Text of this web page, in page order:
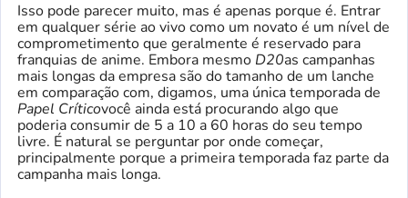
Isso pode parecer muito, mas é apenas porque é. Entrar
em qualquer série ao vivo como um novato é um nível de
comprometimento que geralmente é reservado para
franquias de anime. Embora mesmo D20as campanhas
mais longas da empresa são do tamanho de um lanche
em comparação com, digamos, uma única temporada de
Papel Críticovocê ainda está procurando algo que
poderia consumir de 5 a 10 a 60 horas do seu tempo
livre. É natural se perguntar por onde começar,
principalmente porque a primeira temporada faz parte da
campanha mais longa.